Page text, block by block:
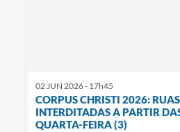
02 JUN 2026 - 17h45
CORPUS CHRISTI 2026:
INTERDITADAS A PARTIR
QUARTA-FEIRA (3)